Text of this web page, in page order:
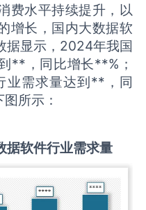
费水平持续提升，以
增长，国内大数据软
据显示，2024年我国
**，同比增长**%；
业需求量达到**，同
所示：
据软件行业需求量